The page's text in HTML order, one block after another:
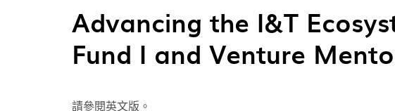
Advancing the I&T
Fund I and Venture
請參閱英文版。